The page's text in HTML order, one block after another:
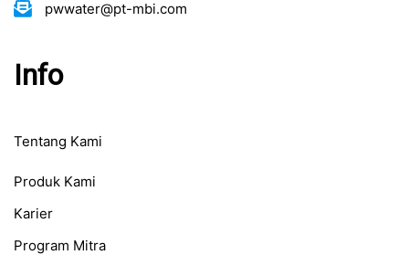
pwwater@pt-mbi.com
Info
Tentang Kami
Produk Kami
Karier
Program Mitra